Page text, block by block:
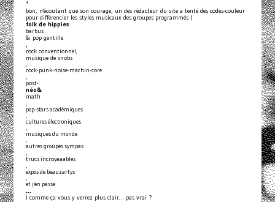
*
bon, n'écoutant que son courage, un des rédacteur du site a tenté des codes-couleur
pour différencier les styles musicaux des groupes programmés (
folk de hippies
barbus
& pop gentille
,
rock conventionnel,
musique de snobs
,
rock-punk-noise-machin-core
,
post-
néo&
math
,
pop-stars académiques
cultures électroniques
musiques du monde
,
autres groupes sympas
,
trucs incroyaaables
,
expos de beauzartys
,
et j'en passe
…
) comme ça vous y verrez plus clair… pas vrai ?